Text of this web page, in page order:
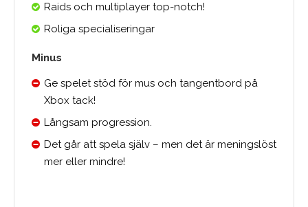
Raids och multiplayer top-notch!
Roliga specialiseringar
Minus
Ge spelet stöd för mus och tangentbord på
Xbox tack!
Långsam progression.
Det går att spela själv – men det är meningslöst
mer eller mindre!